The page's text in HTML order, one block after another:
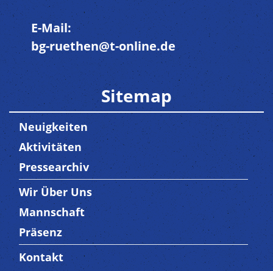
E-Mail:
bg-ruethen@t-online.de
Sitemap
Neuigkeiten
Aktivitäten
Pressearchiv
Trenner3
Wir Über Uns
Mannschaft
Präsenz
Trenner4
Kontakt